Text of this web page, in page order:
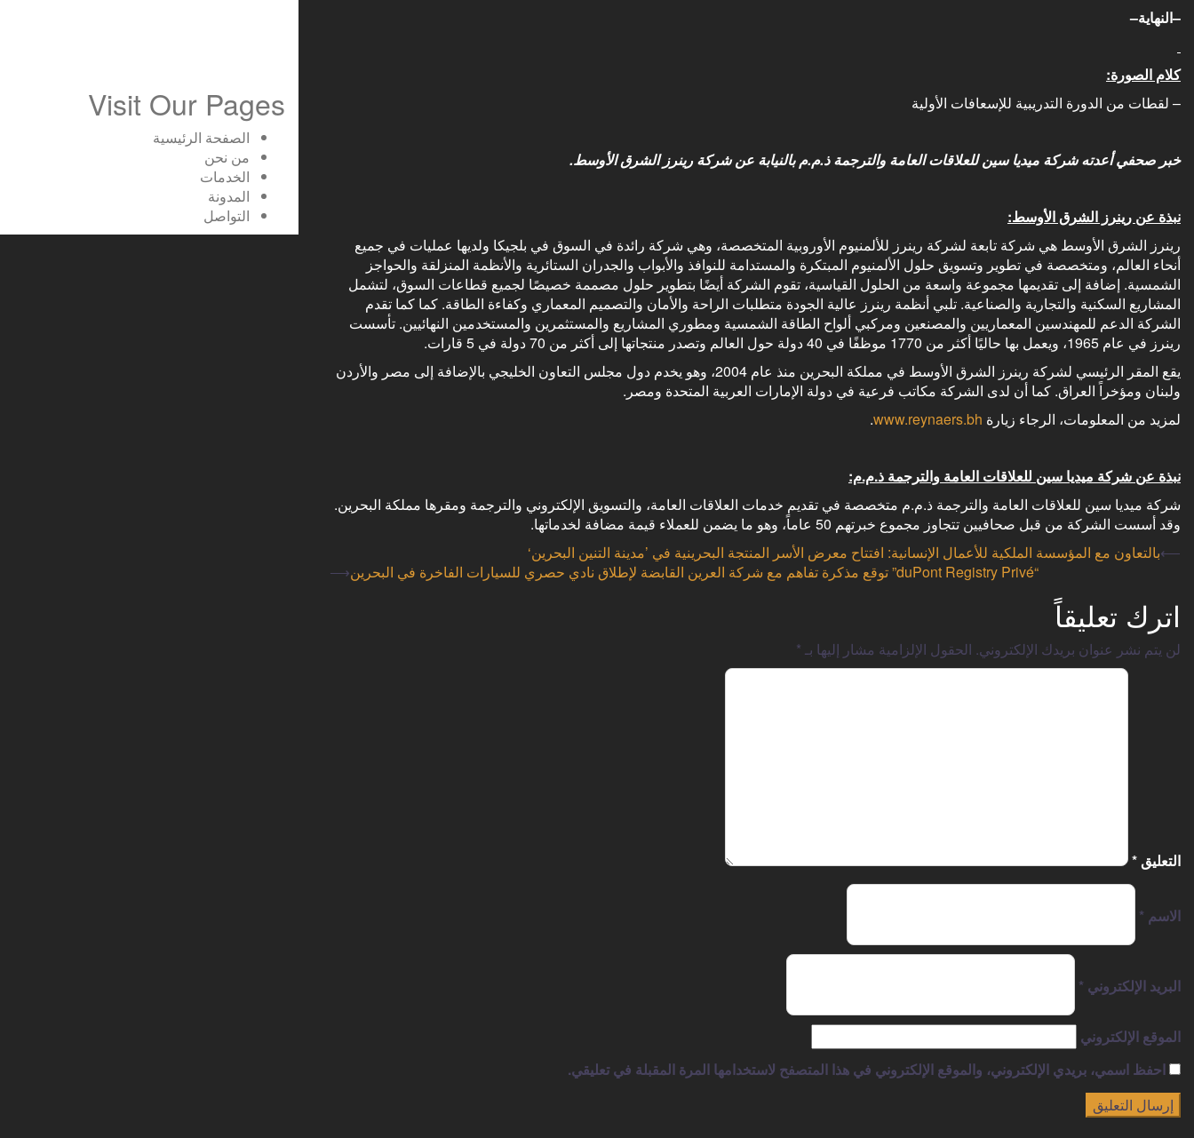
–النهاية–
كلام الصورة:
– لقطات من الدورة التدريبية للإسعافات الأولية
خبر صحفي أعدته شركة ميديا سين للعلاقات العامة والترجمة ذ.م.م بالنيابة عن شركة رينرز الشرق الأوسط.
نبذة عن رينرز الشرق الأوسط:
رينرز الشرق الأوسط هي شركة تابعة لشركة رينرز للألمنيوم الأوروبية المتخصصة، وهي شركة رائدة في السوق في بلجيكا ولديها عمليات في جميع
أنحاء العالم، ومتخصصة في تطوير وتسويق حلول الألمنيوم المبتكرة والمستدامة للنوافذ والأبواب والجدران الستائرية والأنظمة المنزلقة والحواجز
الشمسية. إضافة إلى تقديمها مجموعة واسعة من الحلول القياسية، تقوم الشركة أيضًا بتطوير حلول مصممة خصيصًا لجميع قطاعات السوق، لتشمل
المشاريع السكنية والتجارية والصناعية. تلبي أنظمة رينرز عالية الجودة متطلبات الراحة والأمان والتصميم المعماري وكفاءة الطاقة. كما كما تقدم
الشركة الدعم للمهندسين المعماريين والمصنعين ومركبي ألواح الطاقة الشمسية ومطوري المشاريع والمستثمرين والمستخدمين النهائيين. تأسست
رينرز في عام 1965، ويعمل بها حاليًا أكثر من 1770 موظفًا في 40 دولة حول العالم وتصدر منتجاتها إلى أكثر من 70 دولة في 5 قارات.
يقع المقر الرئيسي لشركة رينرز الشرق الأوسط في مملكة البحرين منذ عام 2004، وهو يخدم دول مجلس التعاون الخليجي بالإضافة إلى مصر والأردن
ولبنان ومؤخراً العراق. كما أن لدى الشركة مكاتب فرعية في دولة الإمارات العربية المتحدة ومصر.
لمزيد من المعلومات، الرجاء زيارة www.reynaers.bh
.
نبذة عن شركة ميديا سين للعلاقات العامة والترجمة ذ.م.م:
شركة ميديا سين للعلاقات العامة والترجمة ذ.م.م متخصصة في تقديم خدمات العلاقات العامة، والتسويق الإلكتروني والترجمة ومقرها مملكة البحرين.
وقد أسست الشركة من قبل صحافيين تتجاوز مجموع خبرتهم 50 عاماً، وهو ما يضمن للعملاء قيمة مضافة لخدماتها.
Post
navigation
⟵بالتعاون مع المؤسسة الملكية للأعمال الإنسانية: افتتاح معرض الأسر المنتجة البحرينية في ’مدينة التنين البحرين‘
“duPont Registry Privé” توقع مذكرة تفاهم مع شركة العرين القابضة لإطلاق نادي حصري للسيارات الفاخرة في البحرين
⟶
اترك تعليقاً
لن يتم نشر عنوان بريدك الإلكتروني. الحقول الإلزامية مشار إليها بـ *
التعليق *
الاسم *
البريد الإلكتروني *
الموقع الإلكتروني
احفظ اسمي، بريدي الإلكتروني، والموقع الإلكتروني في هذا المتصفح لاستخدامها المرة المقبلة في تعليقي.
Visit Our Pages
الصفحة الرئيسية
من نحن
الخدمات
المدونة
التواصل